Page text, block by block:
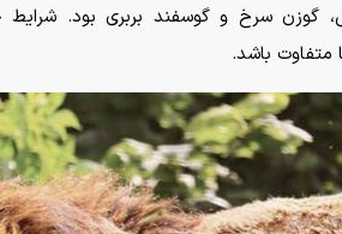
گوزن سرخ و گوسفند بربری بود. شرایط
متفاوت باشد.